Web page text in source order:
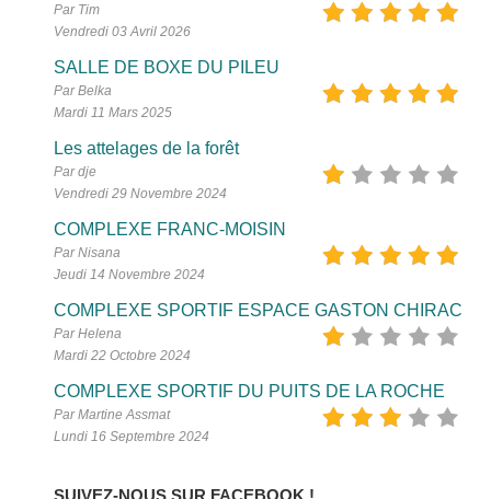
Par Tim
Vendredi 03 Avril 2026
SALLE DE BOXE DU PILEU
Par Belka
Mardi 11 Mars 2025
Les attelages de la forêt
Par dje
Vendredi 29 Novembre 2024
COMPLEXE FRANC-MOISIN
Par Nisana
Jeudi 14 Novembre 2024
COMPLEXE SPORTIF ESPACE GASTON CHIRAC
Par Helena
Mardi 22 Octobre 2024
COMPLEXE SPORTIF DU PUITS DE LA ROCHE
Par Martine Assmat
Lundi 16 Septembre 2024